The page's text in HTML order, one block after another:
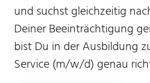
und suchst gleichzeitig
Deiner Beeinträchtigung
bist Du in der Ausbildung
Service (m/w/d) genau